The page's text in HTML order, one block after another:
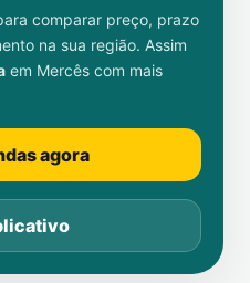
comparar preço, prazo
na sua região. Assim
em Mercês com mais
agora